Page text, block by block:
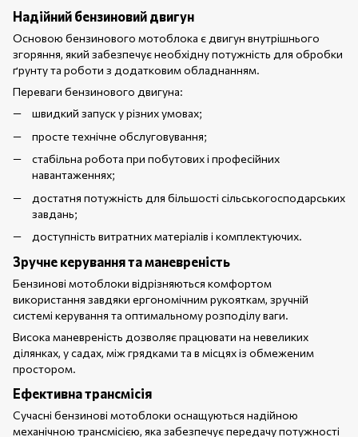
Надійний бензиновий двигун
Основою бензинового мотоблока є двигун внутрішнього
згоряння, який забезпечує необхідну потужність для обробки
ґрунту та роботи з додатковим обладнанням.
Переваги бензинового двигуна:
швидкий запуск у різних умовах;
просте технічне обслуговування;
стабільна робота при побутових і професійних
навантаженнях;
достатня потужність для більшості сільськогосподарських
завдань;
доступність витратних матеріалів і комплектуючих.
Зручне керування та маневреність
Бензинові мотоблоки відрізняються комфортом
використання завдяки ергономічним рукояткам, зручній
системі керування та оптимальному розподілу ваги.
Висока маневреність дозволяє працювати на невеликих
ділянках, у садах, між грядками та в місцях із обмеженим
простором.
Ефективна трансмісія
Сучасні бензинові мотоблоки оснащуються надійною
механічною трансмісією, яка забезпечує передачу потужності